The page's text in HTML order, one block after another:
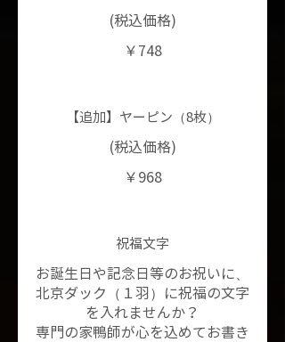
(税込価格)
￥748
【追加】ヤーピン（8枚）
(税込価格)
￥968
祝福文字
お誕生日や記念日等のお祝いに、
北京ダック（１羽）に祝福の文字
を入れませんか？
専門の家鴨師が心を込めてお書き